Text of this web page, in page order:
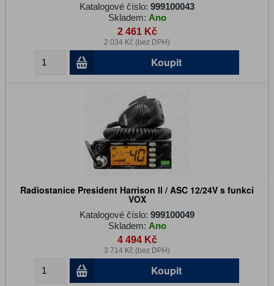
Katalogové číslo: 999100043
Skladem: Ano
2 461 Kč
2 034 Kč (bez DPH)
Koupit
Radiostanice President Harrison II / ASC 12/24V s funkcí
VOX
Katalogové číslo: 999100049
Skladem: Ano
4 494 Kč
3 714 Kč (bez DPH)
Koupit